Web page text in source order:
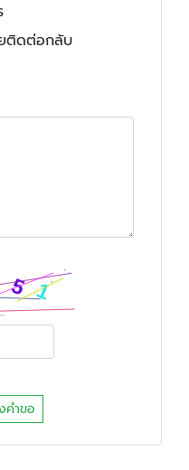
ติดต่อกลับ
คำขอ